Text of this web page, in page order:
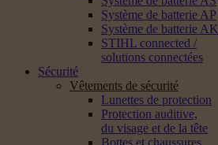
Système de batterie AP
Système de batterie AK
STIHL connected /
solutions connectées
Sécurité
Vêtements de sécurité
Lunettes de protection
Protection auditive,
du visage et de la tête
Bottes et chaussures